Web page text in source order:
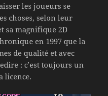
les joueurs se
choses, selon leur
sa magnifique 2D
en 1997 que la
de qualité et avec
: c’est toujours un
licence.